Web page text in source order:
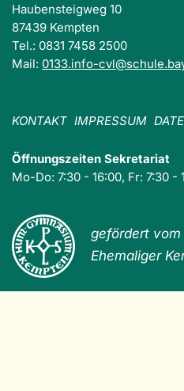
Haubensteigweg 10
87439 Kempten
Tel.: 0831 7458 2500
Mail: 0133.info-
KONTAKT IMPRESSUM
Öffnungszeiten Sekretariat
Mo-Do: 7:30 - 16:00, Fr: 7:30 -
gefördert vom
Ehemaliger